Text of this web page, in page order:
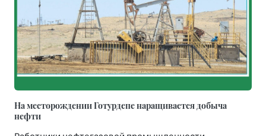
На месторождении Готурдепе наращивается добыча
нефти